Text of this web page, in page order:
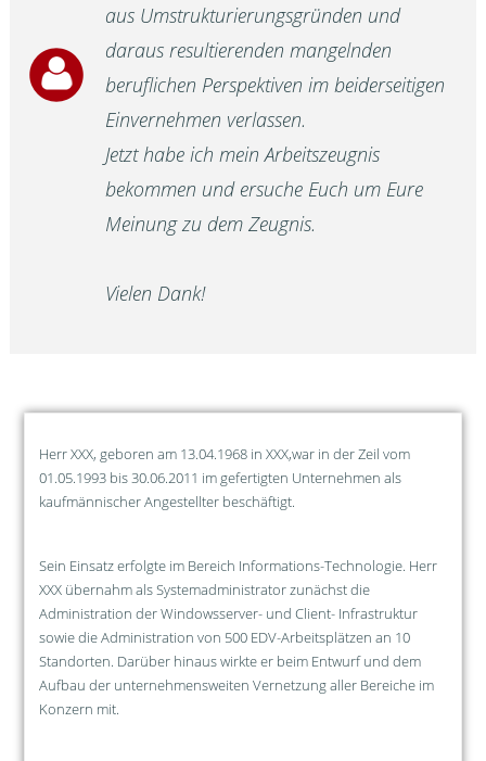
aus Umstrukturierungsgründen und
daraus resultierenden mangelnden
beruflichen Perspektiven im beiderseitigen
Einvernehmen verlassen.
Jetzt habe ich mein Arbeitszeugnis
bekommen und ersuche Euch um Eure
Meinung zu dem Zeugnis.
Vielen Dank!
Herr XXX, geboren am 13.04.1968 in XXX,war in der Zeil vom
01.05.1993 bis 30.06.2011 im gefertigten Unternehmen als
kaufmännischer Angestellter beschäftigt.
Sein Einsatz erfolgte im Bereich Informations-Technologie. Herr
XXX übernahm als Systemadministrator zunächst die
Administration der Windowsserver- und Client- Infrastruktur
sowie die Administration von 500 EDV-Arbeitsplätzen an 10
Standorten. Darüber hinaus wirkte er beim Entwurf und dem
Aufbau der unternehmensweiten Vernetzung aller Bereiche im
Konzern mit.